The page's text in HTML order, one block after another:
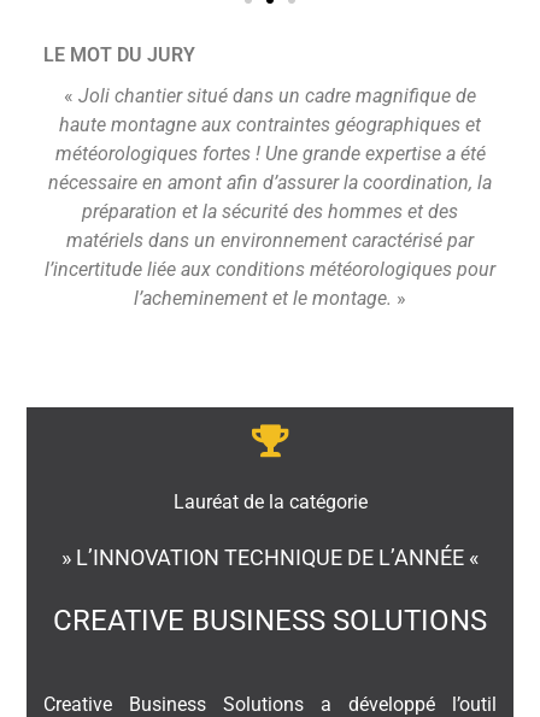
LE MOT DU JURY
« Joli chantier situé dans un cadre magnifique de
haute montagne aux contraintes géographiques et
météorologiques fortes ! Une grande expertise a été
nécessaire en amont afin d’assurer la coordination, la
préparation et la sécurité des hommes et des
matériels dans un environnement caractérisé par
l’incertitude liée aux conditions météorologiques pour
l’acheminement et le montage. »
Lauréat de la catégorie
» L’INNOVATION TECHNIQUE DE L’ANNÉE «
CREATIVE BUSINESS SOLUTIONS
Creative Business Solutions a développé l’outil